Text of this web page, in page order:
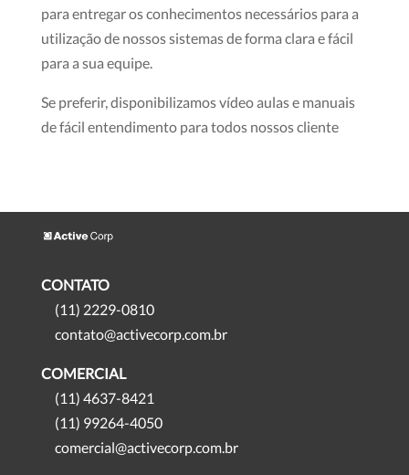
para entregar os conhecimentos necessários para a
utilização de nossos sistemas de forma clara e fácil
para a sua equipe.
Se preferir, disponibilizamos vídeo aulas e manuais
de fácil entendimento para todos nossos cliente
CONTATO
(11) 2229-0810
contato@activecorp.com.br
COMERCIAL
(11) 4637-8421
(11) 99264-4050
comercial@activecorp.com.br